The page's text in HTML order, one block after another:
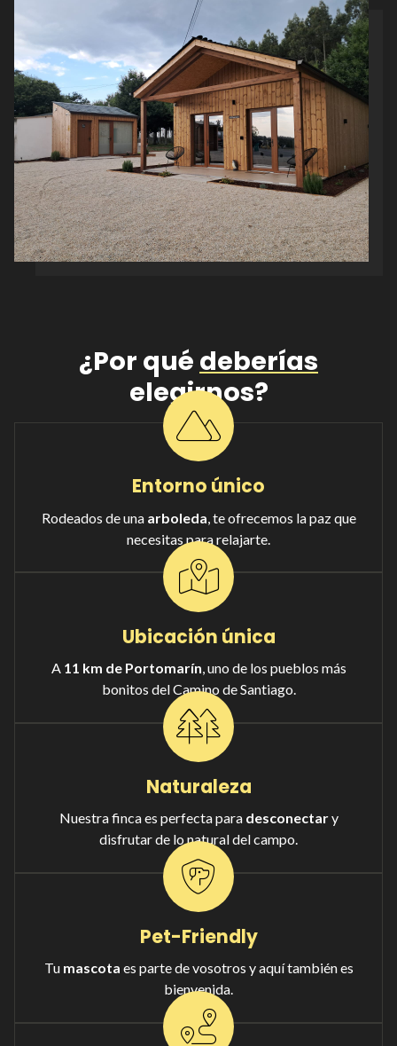
quienes buscan una pausa reparadora en el
Camino de
Santiago
o desean explorar la magia de laRibeira Sacra.
Aquí, el descanso es reconectar con la esencia de la Galicia
más pura en una ubicación privilegiada.Reserva hoy mismo
tu estancia.
¿Por qué deberías
elegirnos?
Entorno único
Rodeados de una arboleda , te ofrecemos la paz que
necesitas para relajarte.
Ubicación única
A 11 km de Portomarín , uno de los pueblos más
bonitos del Camino de Santiago.
Naturaleza
Nuestra finca es perfecta para desconectary
disfrutar de lo natural del campo.
Pet-Friendly
Tu mascota es parte de vosotros y aquí también es
bienvenida.